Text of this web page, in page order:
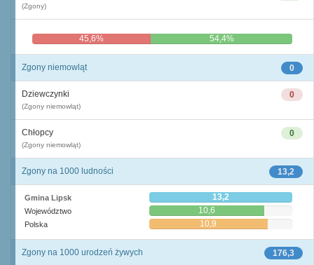
(Zgony)
45,6% 54,4%
0
Zgony niemowląt
0
Dziewczynki
(Zgony niemowląt)
0
Chłopcy
(Zgony niemowląt)
13,2
Zgony na 1000 ludności
Gmina Lipsk 13,2
Województwo 10,6
Polska 10,9
176,3
Zgony na 1000 urodzeń żywych